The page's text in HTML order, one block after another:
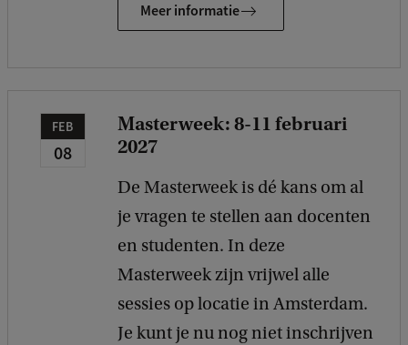
Meer informatie
FEB
08
Masterweek: 8-11 februari
2027
De Masterweek is dé kans om al
je vragen te stellen aan docenten
en studenten. In deze
Masterweek zijn vrijwel alle
sessies op locatie in Amsterdam.
Je kunt je nu nog niet inschrijven